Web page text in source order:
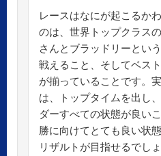
レースはなにが起こるか
のは、世界トップクラス
さんとブラッドリーとい
戦えること、そしてベス
が揃っていることです。
は、トップタイムを出し
ダーすべての状態が良い
勝に向けてとても良い状
リザルトが目指せるでし